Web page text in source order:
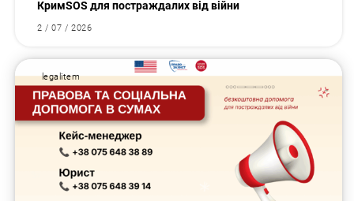
КримSOS для постраждалих від війни
2 / 07 / 2026
legalitem